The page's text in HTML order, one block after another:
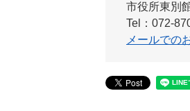
市役所東別
Tel：072-
メールでの